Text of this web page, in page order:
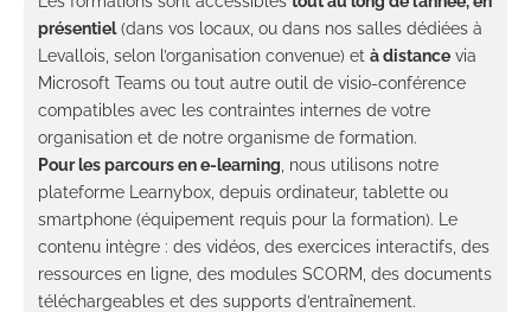
présentiel(dans vos locaux, ou dans nos salles dédiées à
Levallois, selon l’organisation convenue) et à distance via
Microsoft Teams ou tout autre outil de visio-conférence
compatibles avec les contraintes internes de votre
organisation et de notre organisme de formation.
Pour les parcours en e-learning , nous utilisons notre
plateforme Learnybox, depuis ordinateur, tablette ou
smartphone (équipement requis pour la formation). Le
contenu intègre : des vidéos, des exercices interactifs, des
ressources en ligne, des modules SCORM, des documents
téléchargeables et des supports d’entraînement.